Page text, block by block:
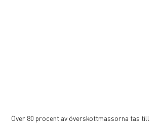
Över 80 procent av överskottmassorna tas till